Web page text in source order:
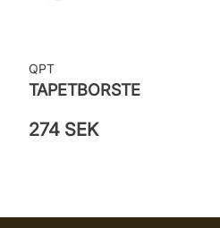
QPT
TAPETBORSTE
274 SEK